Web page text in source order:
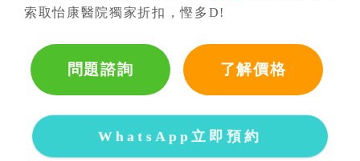
索取怡康醫院獨家折扣，慳多D!
問題諮詢 了解價格
WhatsApp立即預約